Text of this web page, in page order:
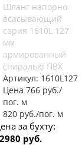
Шланг напорно-
всасывающий
серия 1610L 127
мм
армированный
спиралью ПВХ
Артикул: 1610L127
Цена 766 руб./
пог. м
820 руб./пог. м
за бухту:
руб.